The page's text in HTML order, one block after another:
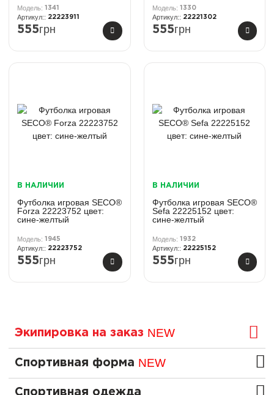
1341
22223911
555грн
1330
22221302
555грн
В НАЛИЧИИ
Футболка игровая SECO®
Forza 22223752 цвет:
сине-желтый
1945
22223752
555грн
В НАЛИЧИИ
Футболка игровая SECO®
Sefa 22225152 цвет:
сине-желтый
1932
22225152
555грн
Экипировка на заказ NEW
Спортивная форма NEW
Спортивная одежда